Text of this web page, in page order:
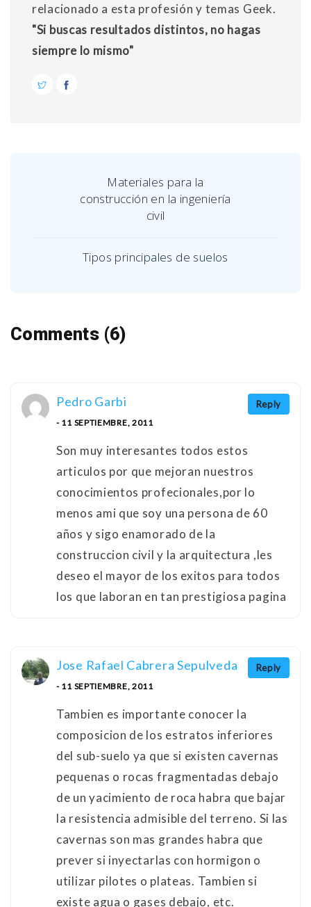
relacionado a esta profesión y temas Geek.
"Si buscas resultados distintos, no hagas
siempre lo mismo"
Materiales para la
construcción en la ingeniería
civil
Tipos principales de suelos
Comments (6)
Reply
Pedro Garbi
- 11 SEPTIEMBRE, 2011
Son muy interesantes todos estos
articulos por que mejoran nuestros
conocimientos profecionales,por lo
menos ami que soy una persona de 60
años y sigo enamorado de la
construccion civil y la arquitectura ,les
deseo el mayor de los exitos para todos
los que laboran en tan prestigiosa pagina
Reply
Jose Rafael Cabrera Sepulveda
- 11 SEPTIEMBRE, 2011
Tambien es importante conocer la
composicion de los estratos inferiores
del sub-suelo ya que si existen cavernas
pequenas o rocas fragmentadas debajo
de un yacimiento de roca habra que bajar
la resistencia admisible del terreno. Si las
cavernas son mas grandes habra que
prever si inyectarlas con hormigon o
utilizar pilotes o plateas. Tambien si
existe agua o gases debajo, etc.